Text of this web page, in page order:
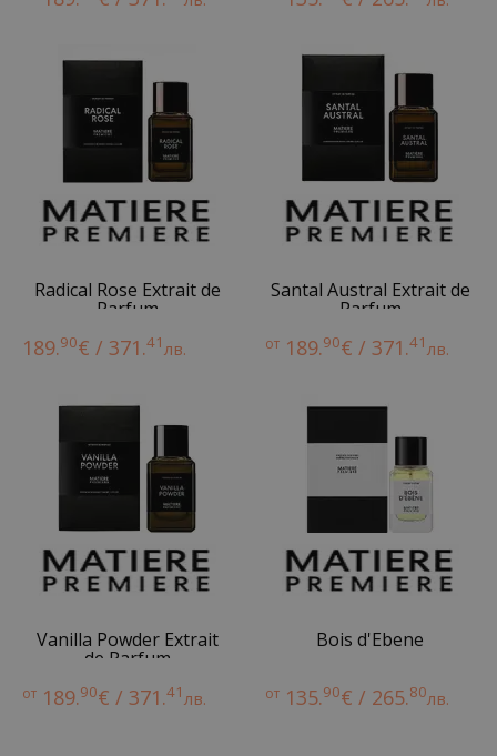
Radical Rose Extrait de
Parfum
189.90€ / 371.41лв.
Santal Austral Extrait de
Parfum
от 189.90€ / 371.41лв.
Vanilla Powder Extrait
de Parfum
от 189.90€ / 371.41лв.
Bois d'Ebene
от 135.90€ / 265.80лв.